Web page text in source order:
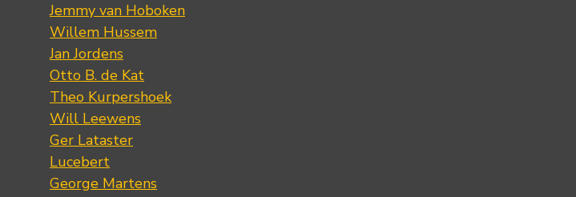
Jemmy van Hoboken
Willem Hussem
Jan Jordens
Otto B. de Kat
Theo Kurpershoek
Will Leewens
Ger Lataster
Lucebert
George Martens